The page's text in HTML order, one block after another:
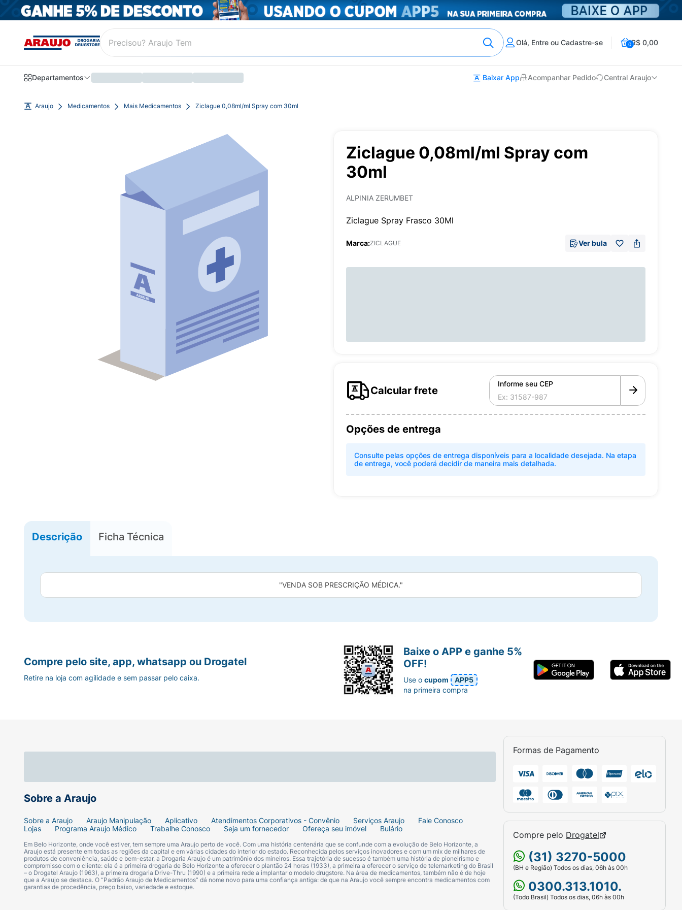
Olá, Entre ou Cadastre-se 0R$ 0,00
Departamentos Baixar App Acompanhar Pedido Central Araujo
Araujo Medicamentos Mais Medicamentos Ziclague 0,08ml/ml Spray com 30ml
Ziclague 0,08ml/ml Spray com
30ml
ALPINIA ZERUMBET
Ziclague Spray Frasco 30Ml
Marca:ZICLAGUE Ver bula
Calcular frete
Informe seu CEP
Opções de entrega
Consulte pelas opções de entrega disponíveis para a localidade desejada. Na etapa
de entrega, você poderá decidir de maneira mais detalhada.
Descrição Ficha Técnica
"VENDA SOB PRESCRIÇÃO MÉDICA."
Sobre a Araujo
Sobre a Araujo Araujo Manipulação Aplicativo Atendimentos Corporativos - Convênio Serviços Araujo
Fale Conosco
Lojas
Programa Araujo Médico Trabalhe Conosco Seja um fornecedor Ofereça seu imóvel Bulário
Em Belo Horizonte, onde você estiver, tem sempre uma Araujo perto de você. Com uma história centenária que se confunde com a evolução de Belo Horizonte, a
Araujo está presente em todas as regiões da capital e em várias cidades do interior do estado. Reconhecida pelos serviços inovadores e com um mix de milhares de
produtos de conveniência, saúde e bem-estar, a Drogaria Araujo é um patrimônio dos mineiros. Essa trajetória de sucesso é também uma história de pioneirismo e
compromisso com o cliente: ela é a primeira drogaria de Belo Horizonte a oferecer o plantão 24 horas (1933), a primeira a oferecer o serviço de telemarketing do Brasil
– o Drogatel Araujo (1963), a primeira drogaria Drive-Thru (1990) e a primeira rede a implantar o modelo drugstore. Na área de medicamentos, também não é de hoje
que a Araujo se destaca. O “Padrão Araujo de Medicamentos” dá nome novo para uma confiança antiga: de que na Araujo você sempre encontra medicamentos com
garantias de procedência, preço baixo, variedade e estoque.
Formas de Pagamento
Compre pelo Drogatel
(31) 3270-5000
(BH e Região) Todos os dias, 06h às 00h
0300.313.1010.
(Todo Brasil) Todos os dias, 06h às 00h
Compre pelo site, app, whatsapp ou Drogatel
Retire na loja com agilidade e sem passar pelo caixa.
Baixe o APP e ganhe 5%
OFF!
Use ocupom
APP5
na primeira compra